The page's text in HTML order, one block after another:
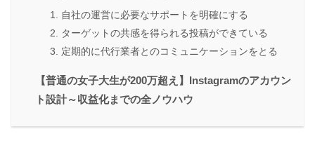
1. 自社の運営に必要なサポートを明確にする
2. ターゲットの共感を得られる投稿ができている
3. 定期的に代行業者とのコミュニケーションをとる
【普通の女子大生が200万超え】Instagramのアカウン
ト設計～収益化までの全ノウハウ